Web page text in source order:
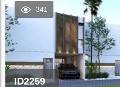
341
ID2259